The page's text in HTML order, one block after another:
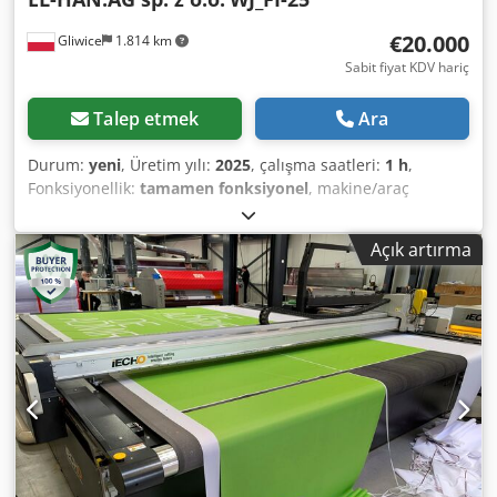
Gliwice 1.814 km €20.000
Sabit fiyat KDV hariç
Talep etmek Ara
Durum: yeni, Üretim yılı: 2025, çalışma saatleri: 1 h,
Fonksiyonellik: tamamen fonksiyonel, makine/araç
, kumanda kabini yüksekliği:
mm, FI 25 extruder, 3 barrel heating zones + 2 die head
heating zones, universal application with a nitrided
plasticizing unit. - Nitrided plasticizing system, 25 mm
diameter Dcedpfextf Hgsx Ammsk - Barrier screw with
mixing tip (for rigid PVC) - Output torque on screw: 636 Nm
- maximum screw speed: 80 rpm - Screw start interlock to
prevent operation under insufficient heating - Barrel
equipped with feed zone cooling (liquid cooling) - 3 barrel
temperature control zones - Heating-cooling set (band
heaters, cooling fan) - Lenze geared motor with 5.5 kW
drive - hopper feed - Stepless speed adjustment via
potentiometer/inverter - Temperature control with Omron
Açık artırma